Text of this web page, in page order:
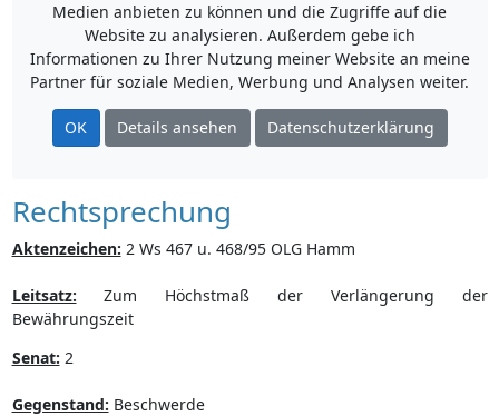
Medien anbieten zu können und die Zugriffe auf die
Website zu analysieren. Außerdem gebe ich
Informationen zu Ihrer Nutzung meiner Website an meine
Partner für soziale Medien, Werbung und Analysen weiter.
OK Details ansehen Datenschutzerklärung
Rechtsprechung
Aktenzeichen: 2 Ws 467 u. 468/95 OLG Hamm
Leitsatz: Zum Höchstmaß der Verlängerung der
Bewährungszeit
Senat: 2
Gegenstand: Beschwerde